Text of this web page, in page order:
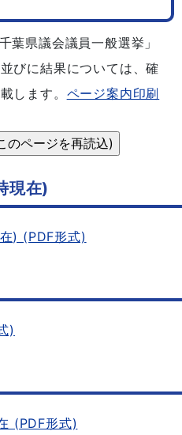
葉県議会議員一般選挙」
びに結果については、確
します。 ページ案内印刷
現在)
) (PDF形式)
)
(PDF形式)